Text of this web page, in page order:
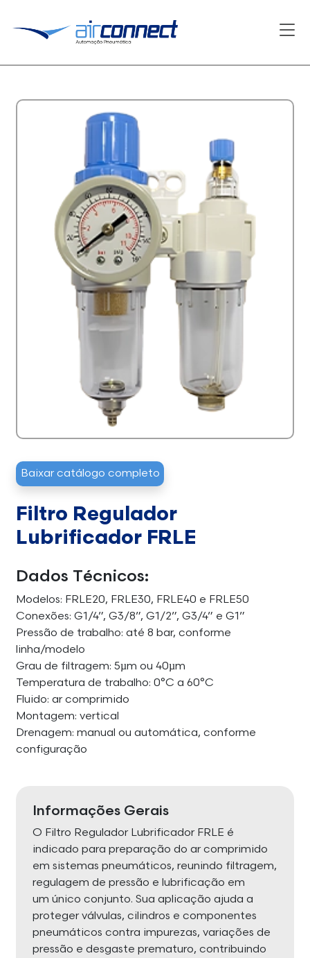
Baixar catálogo completo
Filtro Regulador
Lubrificador FRLE
Dados Técnicos:
Modelos: FRLE20, FRLE30, FRLE40 e FRLE50
Conexões: G1/4”, G3/8”, G1/2”, G3/4” e G1”
Pressão de trabalho: até 8 bar, conforme
linha/modelo
Grau de filtragem: 5µm ou 40µm
Temperatura de trabalho: 0°C a 60°C
Fluido: ar comprimido
Montagem: vertical
Drenagem: manual ou automática, conforme
configuração
Informações Gerais
O Filtro Regulador Lubrificador FRLE é
indicado para preparação do ar comprimido
em sistemas pneumáticos, reunindo filtragem,
regulagem de pressão e lubrificação em
um único conjunto. Sua aplicação ajuda a
proteger válvulas, cilindros e componentes
pneumáticos contra impurezas, variações de
pressão e desgaste prematuro, contribuindo